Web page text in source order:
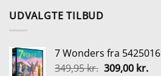
UDVALGTE TILBUD
7 Wonders fra
349,95kr. Den
309,00 kr.Den